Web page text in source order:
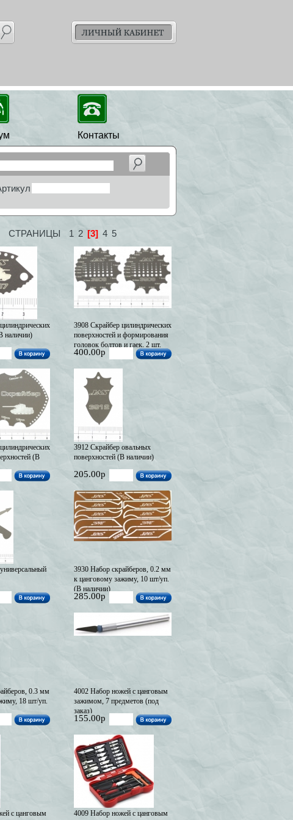
Контакты
СТРАНИЦЫ 1 2 [3] 4 5
наличии)
3908 Скрайбер цилиндрических
поверхностей и формирования
головок болтов и гаек, 2 шт.
(под заказ)
400.00р
(В
3912 Скрайбер овальных
поверхностей (В наличии)
205.00р
3930 Набор скрайберов, 0.2 мм
к цанговому зажиму, 10 шт/уп.
(В наличии)
285.00р
0.3 мм
18 шт/уп.
4002 Набор ножей с цанговым
зажимом, 7 предметов (под
заказ)
155.00р
с цанговым
4009 Набор ножей с цанговым